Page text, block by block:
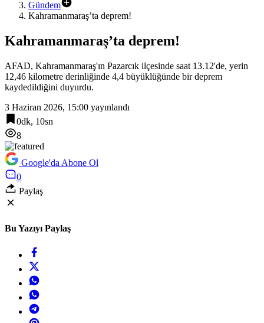
Gündem
Kahramanmaraş’ta deprem!
Kahramanmaraş’ta deprem!
AFAD, Kahramanmaraş'ın Pazarcık ilçesinde saat 13.12'de, yerin
12,46 kilometre derinliğinde 4,4 büyüklüğünde bir deprem
kaydedildiğini duyurdu.
3 Haziran 2026, 15:00 yayınlandı
0dk, 10sn
8
Google'da Abone Ol
0
Paylaş
Bu Yazıyı Paylaş